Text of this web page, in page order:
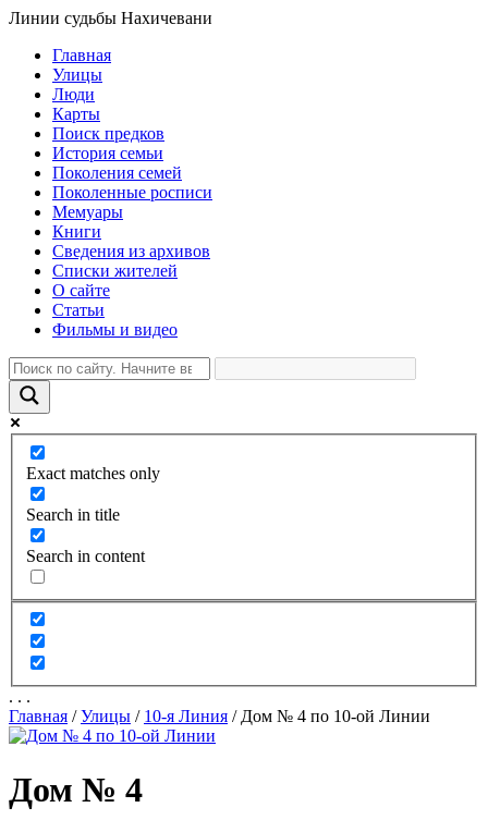
Линии судьбы Нахичевани
Главная
Улицы
Люди
Карты
Поиск предков
История семьи
Поколения семей
Поколенные росписи
Мемуары
Книги
Сведения из архивов
Списки жителей
О сайте
Статьи
Фильмы и видео
Exact matches only
Search in title
Search in content
. . .
Главная /Улицы / 10-я Линия / Дом № 4 по 10-ой Линии
Дом № 4